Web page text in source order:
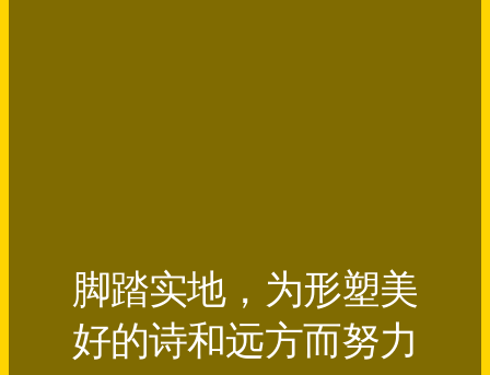
脚踏实地，为形塑美
好的诗和远方而努力